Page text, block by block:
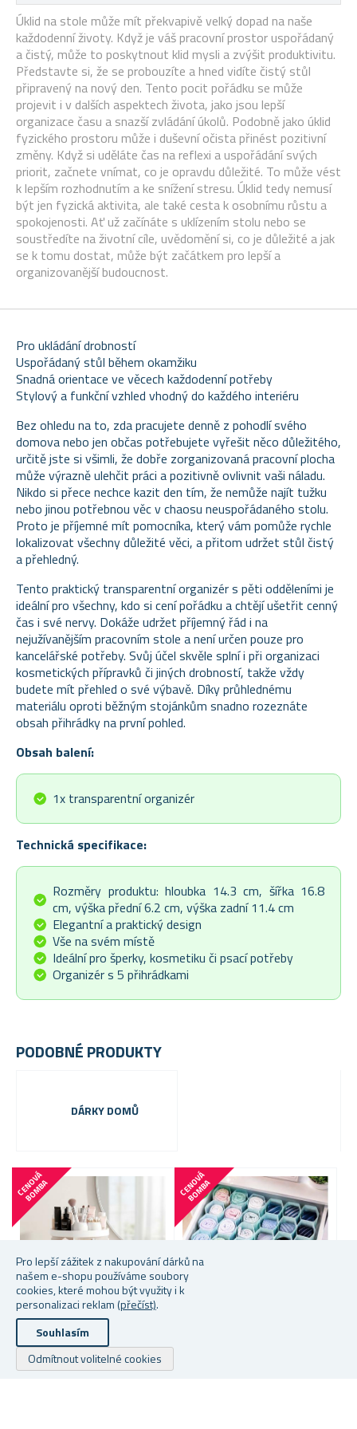
Pro lepší zážitek z nakupování dárků na
našem e-shopu používáme soubory
cookies, které mohou být využity i k
personalizaci reklam (přečíst).
Souhlasím
Odmítnout volitelné cookies
Úklid na stole může mít překvapivě velký dopad na naše
každodenní životy. Když je váš pracovní prostor uspořádaný
a čistý, může to poskytnout klid mysli a zvýšit produktivitu.
Představte si, že se probouzíte a hned vidíte čistý stůl
připravený na nový den. Tento pocit pořádku se může
projevit i v dalších aspektech života, jako jsou lepší
organizace času a snazší zvládání úkolů. Podobně jako úklid
fyzického prostoru může i duševní očista přinést pozitivní
změny. Když si uděláte čas na reflexi a uspořádání svých
priorit, začnete vnímat, co je opravdu důležité. To může vést
k lepším rozhodnutím a ke snížení stresu. Úklid tedy nemusí
být jen fyzická aktivita, ale také cesta k osobnímu růstu a
spokojenosti. Ať už začínáte s uklízením stolu nebo se
soustředíte na životní cíle, uvědomění si, co je důležité a jak
se k tomu dostat, může být začátkem pro lepší a
organizovanější budoucnost.
Pro ukládání drobností
Uspořádaný stůl během okamžiku
Snadná orientace ve věcech každodenní potřeby
Stylový a funkční vzhled vhodný do každého interiéru
Bez ohledu na to, zda pracujete denně z pohodlí svého
domova nebo jen občas potřebujete vyřešit něco důležitého,
určitě jste si všimli, že dobře zorganizovaná pracovní plocha
může výrazně ulehčit práci a pozitivně ovlivnit vaši náladu.
Nikdo si přece nechce kazit den tím, že nemůže najít tužku
nebo jinou potřebnou věc v chaosu neuspořádaného stolu.
Proto je příjemné mít pomocníka, který vám pomůže rychle
lokalizovat všechny důležité věci, a přitom udržet stůl čistý
a přehledný.
Tento praktický transparentní organizér s pěti odděleními je
ideální pro všechny, kdo si cení pořádku a chtějí ušetřit cenný
čas i své nervy. Dokáže udržet příjemný řád i na
nejužívanějším pracovním stole a není určen pouze pro
kancelářské potřeby. Svůj účel skvěle splní i při organizaci
kosmetických přípravků či jiných drobností, takže vždy
budete mít přehled o své výbavě. Díky průhlednému
materiálu oproti běžným stojánkům snadno rozeznáte
obsah přihrádky na první pohled.
Obsah balení:
1x transparentní organizér
Technická specifikace:
Rozměry produktu: hloubka 14.3 cm, šířka 16.8
cm, výška přední 6.2 cm, výška zadní 11.4 cm
Elegantní a praktický design
Vše na svém místě
Ideální pro šperky, kosmetiku či psací potřeby
Organizér s 5 přihrádkami
PODOBNÉ PRODUKTY
DÁRKY DOMŮ
C
E
N
O
V
Á
B
O
M
B
A
Více barev na výběr
OTOČNÝ KOSMETICKÝ
C
E
N
O
V
Á
B
O
M
B
A